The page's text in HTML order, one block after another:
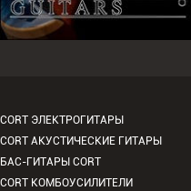
CORT ЭЛЕКТРОГИТАРЫ
CORT АКУСТИЧЕСКИЕ ГИТАРЫ
БАС-ГИТАРЫ CORT
CORT КОМБОУСИЛИТЕЛИ